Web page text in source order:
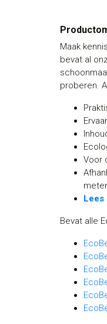
Maak
bevat al
proberen.
Voor
Lees
Bevat alle